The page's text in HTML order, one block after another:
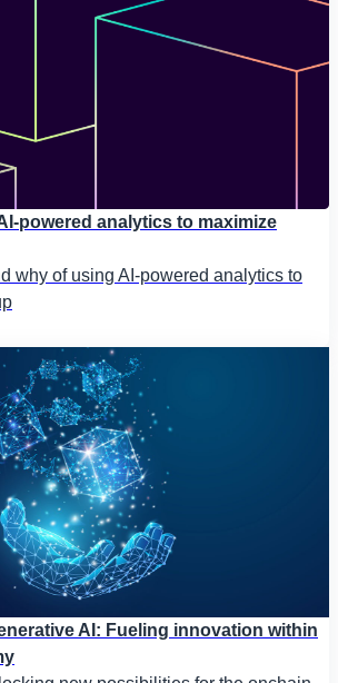
powered analytics to maximize
why of using AI-powered analytics to
AI: Fueling innovation within